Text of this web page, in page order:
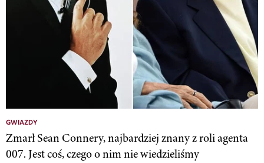
GWIAZDY
Zmarł Sean Connery, najbardziej znany z roli agenta
007. Jest coś, czego o nim nie wiedzieliśmy